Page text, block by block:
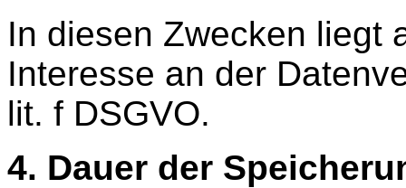
In diesen Zwecken liegt
Interesse an der
lit. f DSGVO.
4. Dauer der